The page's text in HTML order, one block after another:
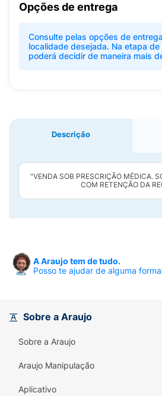
Opções de entrega
Consulte pelas opções de
localidade desejada. Na etapa
poderá decidir de maneira mais
Descrição
"VENDA SOB PRESCRIÇÃO MÉDICA.
COM RETENÇÃO DA
A Araujo tem de tudo.
Posso te ajudar de alguma
Sobre a Araujo
Sobre a Araujo
Araujo Manipulação
Aplicativo